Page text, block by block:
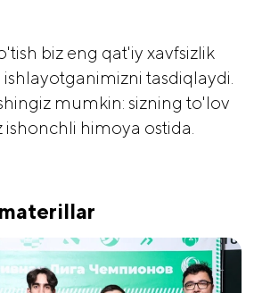
biz eng qat'iy xavfsizlik
tasdiqlaydi.
mumkin: sizning to'lov
himoya ostida.